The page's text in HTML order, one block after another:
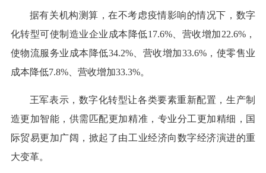
据有关机构测算，在不考虑疫情影响的情况下，数字
化转型可使制造业企业成本降低17.6%、营收增加22.6%，
使物流服务业成本降低34.2%、营收增加33.6%，使零售业
成本降低7.8%、营收增加33.3%。
王军表示，数字化转型让各类要素重新配置，生产制
造更加智能，供需匹配更加精准，专业分工更加精细，国
际贸易更加广阔，掀起了由工业经济向数字经济演进的重
大变革。